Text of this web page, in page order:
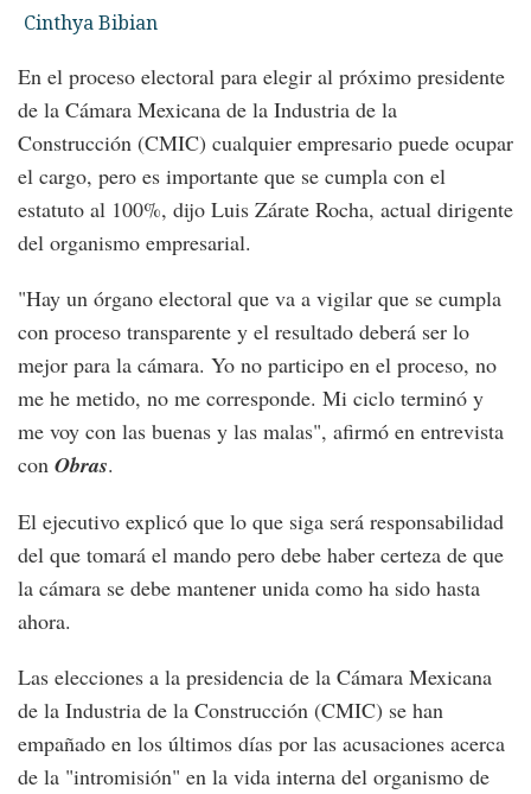
Cinthya Bibian
En el proceso electoral para elegir al próximo presidente
de la Cámara Mexicana de la Industria de la
Construcción (CMIC) cualquier empresario puede ocupar
el cargo, pero es importante que se cumpla con el
estatuto al 100%, dijo Luis Zárate Rocha, actual dirigente
del organismo empresarial.
"Hay un órgano electoral que va a vigilar que se cumpla
con proceso transparente y el resultado deberá ser lo
mejor para la cámara. Yo no participo en el proceso, no
me he metido, no me corresponde. Mi ciclo terminó y
me voy con las buenas y las malas", afirmó en entrevista
con Obras.
El ejecutivo explicó que lo que siga será responsabilidad
del que tomará el mando pero debe haber certeza de que
la cámara se debe mantener unida como ha sido hasta
ahora.
Las elecciones a la presidencia de la Cámara Mexicana
de la Industria de la Construcción (CMIC) se han
empañado en los últimos días por las acusaciones acerca
de la "intromisión" en la vida interna del organismo de